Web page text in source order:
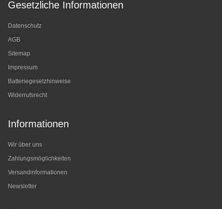
Gesetzliche Informationen
Datenschutz
AGB
Sitemap
Impressum
Batteriegesetzhinweise
Widerrufsrecht
Informationen
Wir über uns
Zahlungsmöglichkeiten
Versandinformationen
Newsletter